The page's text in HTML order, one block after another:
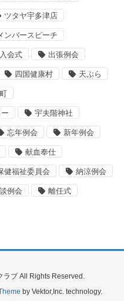
ツタヤ宇多津店
ンバースピーチ
入会式 出張例会
四国健康村 天ぷら
宇夫階神社
忘年例会 新年例会
献血奉仕
健福祉委員会 納涼例会
例会 離任式
ラブ All Rights Reserved.
by Vektor,Inc. technology.